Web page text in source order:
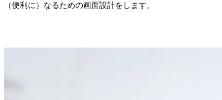
（便利に）なるための画面設計をします。